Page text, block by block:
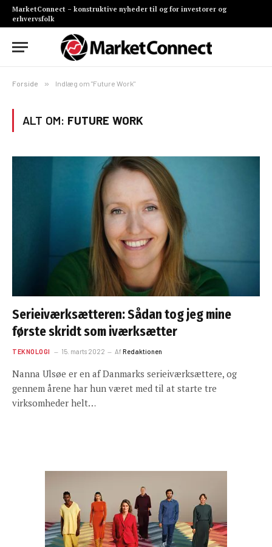
MarketConnect – konstruktive nyheder til og for investorer og
erhvervsfolk
Forside » Indlæg om "Future Work"
ALT OM: FUTURE WORK
Serieiværksætteren: Sådan tog jeg mine
første skridt som iværksætter
TEKNOLOGI 15. marts 2022 AfRedaktionen
Nanna Ulsøe er en af Danmarks serieiværksættere, og
gennem årene har hun været med til at starte tre
virksomheder helt…